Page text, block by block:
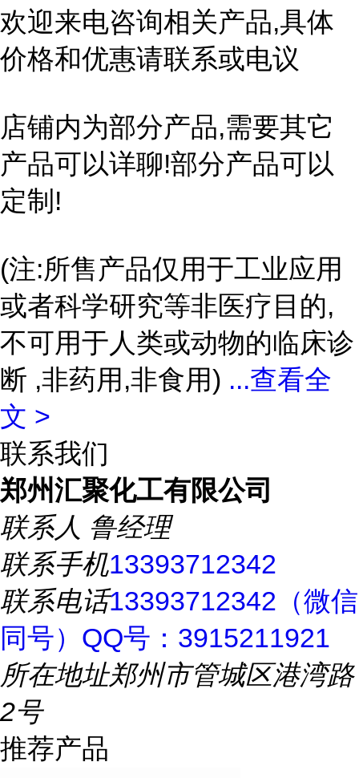
欢迎来电咨询相关产品,具体
价格和优惠请联系或电议
店铺内为部分产品,需要其它
产品可以详聊!部分产品可以
定制!
(注:所售产品仅用于工业应用
或者科学研究等非医疗目的,
不可用于人类或动物的临床诊
断 ,非药用,非食用) ...查看全
文 >
联系我们
郑州汇聚化工有限公司
联系人 鲁经理
联系手机13393712342
联系电话13393712342（微信
同号）QQ号：3915211921
所在地址郑州市管城区港湾路
2号
推荐产品